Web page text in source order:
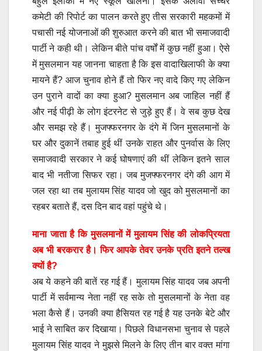
कमेटी की रिपोर्ट का पालन करते हुए तीस सरकारी महकमों में
पचासी नई योजनाओं की शुरुआत करने की बात भी समाजवादी
पार्टी ने कही थी। लेकिन बीते पांच वर्षों में कुछ नहीं हुआ। ऐसे
में मुसलमान यह जानना चाहता है कि इस वादाखिलाफी के क्या
मायने हैं? आज चुनाव होने हैं तो फिर नए वादे किए गए लेकिन
उन पुराने वादों का क्या हुआ? मुसलमान अब जाहिल नहीं हैं
और नई पीढ़ी के लोग इंटरनेट से जुड़े हुए हैं। वे सब कुछ देख
और समझ रहे हैं। मुजफ्फरनगर के दंगे में जिन मुसलमानों के
घर और दुकानें तबाह हुई थीं उनके राहत और पुनर्वास के लिए
समाजवादी सरकार ने कई घोषणाएं की थीं लेकिन इतने साल
बाद भी नतीजा सिफर रहा। जब मुजफ्फरनगर दंगे की आग में
जल रहा था तब मुलायम सिंह यादव जो खुद को मुसलमानों का
रहबर बताते हैं, दस दिन बाद वहां पहुंचे थे।
माना जाता है कि मुसलमानों में मुलायम सिंह की लोकप्रियता
अब भी बरकरार है। फिर आपके तेवर उनके प्रति इतने तल्ख
क्यों है?
अब ये कहने की बातें रह गई हैं। मुलायम सिंह यादव जब अपनी
पार्टी में सर्वमान्य नेता नहीं रह सके तो मुसलमानों के नेता वह
भला कैसे हैं। उनकी क्या हैसियत रह गई है यह उनके बेटे और
भाई ने साबित कर दिखाया। पिछले विधानसभा चुनाव से पहले
मुलायम सिंह यादव ने मुझसे मिलने के लिए तीन बार वक्त मांगा